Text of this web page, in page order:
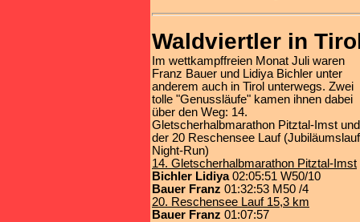
Waldviertler in
Im wettkampffreien Monat Juli waren
Franz Bauer und Lidiya Bichler unter
anderem auch in Tirol unterwegs. Zwei
tolle "Genussläufe" kamen ihnen dabei
über den Weg: 14.
Gletscherhalbmarathon Pitztal-Imst und
der 20 Reschensee Lauf
Night-Run)
14. Gletscherhalbmarathon Pitztal-Imst
Bichler Lidiya02:05:51 W50/10
Bauer Franz 01:32:53 M50 /4
20. Reschensee Lauf 15,3 km
Bauer Franz 01:07:57